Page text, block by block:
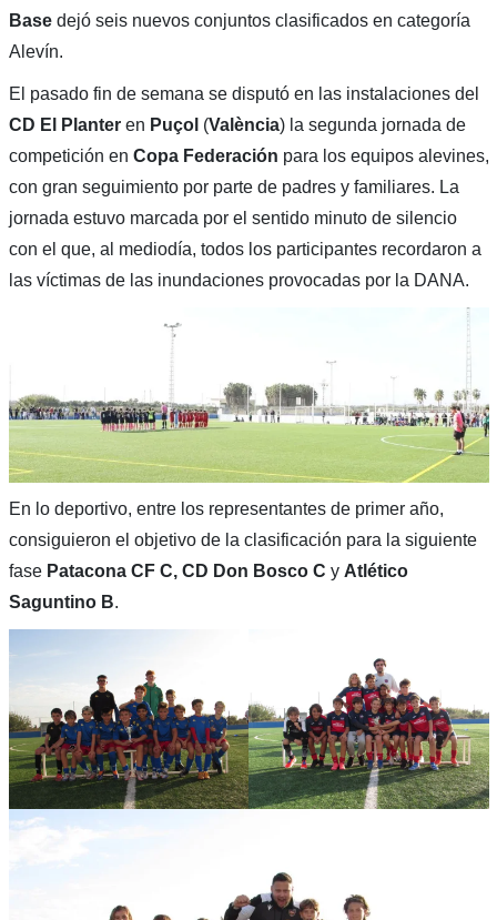
Basedejó seis nuevos conjuntos clasificados en categoría
Alevín.
El pasado fin de semana se disputó en las instalaciones del
CD El Planteren Puçol (València) la segunda jornada de
competición en Copa Federación para los equipos alevines,
con gran seguimiento por parte de padres y familiares. La
jornada estuvo marcada por el sentido minuto de silencio
con el que, al mediodía, todos los participantes recordaron a
las víctimas de las inundaciones provocadas por la DANA.
En lo deportivo, entre los representantes de primer año,
consiguieron el objetivo de la clasificación para la siguiente
fase Patacona CF C, CD Don Bosco C y Atlético
Saguntino B.